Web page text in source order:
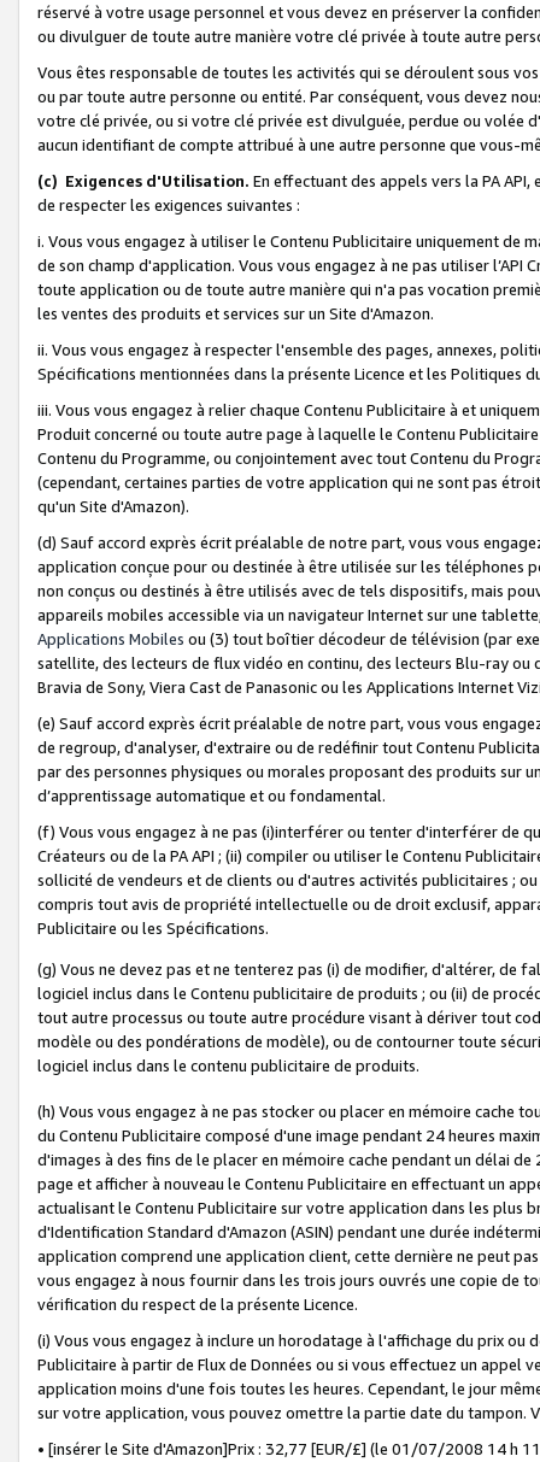
réservé à votre usage personnel et vous devez en préserver la
ou divulguer de toute autre manière votre clé privée à toute autre
Vous êtes responsable de toutes les activités qui se déroulent sous
ou par toute autre personne ou entité. Par conséquent, vous devez
votre clé privée, ou si votre clé privée est divulguée, perdue ou volée
aucun identifiant de compte attribué à une autre personne que vous-
(c) Exigences d'Utilisation. En effectuant des appels vers la PA
de respecter les exigences suivantes :
i. Vous vous engagez à utiliser le Contenu Publicitaire uniquement de
de son champ d'application. Vous vous engagez à ne pas utiliser l’API
toute application ou de toute autre manière qui n'a pas vocation
les ventes des produits et services sur un Site d'Amazon.
ii. Vous vous engagez à respecter l'ensemble des pages, annexes,
Spécifications mentionnées dans la présente Licence et les Politiques
iii. Vous vous engagez à relier chaque Contenu Publicitaire à et
Produit concerné ou toute autre page à laquelle le Contenu
Contenu du Programme, ou conjointement avec tout Contenu du
(cependant, certaines parties de votre application qui ne sont pas
qu'un Site d'Amazon).
(d) Sauf accord exprès écrit préalable de notre part, vous vous
application conçue pour ou destinée à être utilisée sur les téléphones
non conçus ou destinés à être utilisés avec de tels dispositifs, mais
appareils mobiles accessible via un navigateur Internet sur une
Applications Mobiles ou (3) tout boîtier décodeur de télévision (par
satellite, des lecteurs de flux vidéo en continu, des lecteurs Blu-ray
Bravia de Sony, Viera Cast de Panasonic ou les Applications Internet
(e) Sauf accord exprès écrit préalable de notre part, vous vous
de regroup, d'analyser, d'extraire ou de redéfinir tout Contenu
par des personnes physiques ou morales proposant des produits sur
d’apprentissage automatique et ou fondamental.
(f) Vous vous engagez à ne pas (i)interférer ou tenter d'interférer de
Créateurs ou de la PA API ; (ii) compiler ou utiliser le Contenu
sollicité de vendeurs et de clients ou d'autres activités publicitaires ;
compris tout avis de propriété intellectuelle ou de droit exclusif,
Publicitaire ou les Spécifications.
(g) Vous ne devez pas et ne tenterez pas (i) de modifier, d'altérer, de
logiciel inclus dans le Contenu publicitaire de produits ; ou (ii) de
tout autre processus ou toute autre procédure visant à dériver tout
modèle ou des pondérations de modèle), ou de contourner toute
logiciel inclus dans le contenu publicitaire de produits.
(h) Vous vous engagez à ne pas stocker ou placer en mémoire cache
du Contenu Publicitaire composé d'une image pendant 24 heures
d'images à des fins de le placer en mémoire cache pendant un délai
page et afficher à nouveau le Contenu Publicitaire en effectuant un
actualisant le Contenu Publicitaire sur votre application dans les plus
d'Identification Standard d'Amazon (ASIN) pendant une durée
application comprend une application client, cette dernière ne peut
vous engagez à nous fournir dans les trois jours ouvrés une copie de
vérification du respect de la présente Licence.
(i) Vous vous engagez à inclure un horodatage à l'affichage du prix
Publicitaire à partir de Flux de Données ou si vous effectuez un appel
application moins d'une fois toutes les heures. Cependant, le jour
sur votre application, vous pouvez omettre la partie date du tampon.
• [insérer le Site d'Amazon]Prix : 32,77 [EUR/£] (le 01/07/2008 14 h